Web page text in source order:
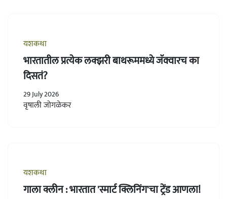
यशकथा
भारतातील प्रत्येक लक्झरी बाथरूममध्ये जॅक्वारच का
दिसतं?
29 July 2026
वृषाली जोगळेकर
यशकथा
गाला क्लीन : भारतात 'स्मार्ट क्लिनिंग'चा ट्रेंड आणला!